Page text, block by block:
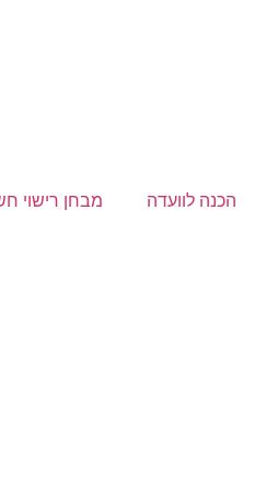
הכנה לוועדה מבחן רישוי